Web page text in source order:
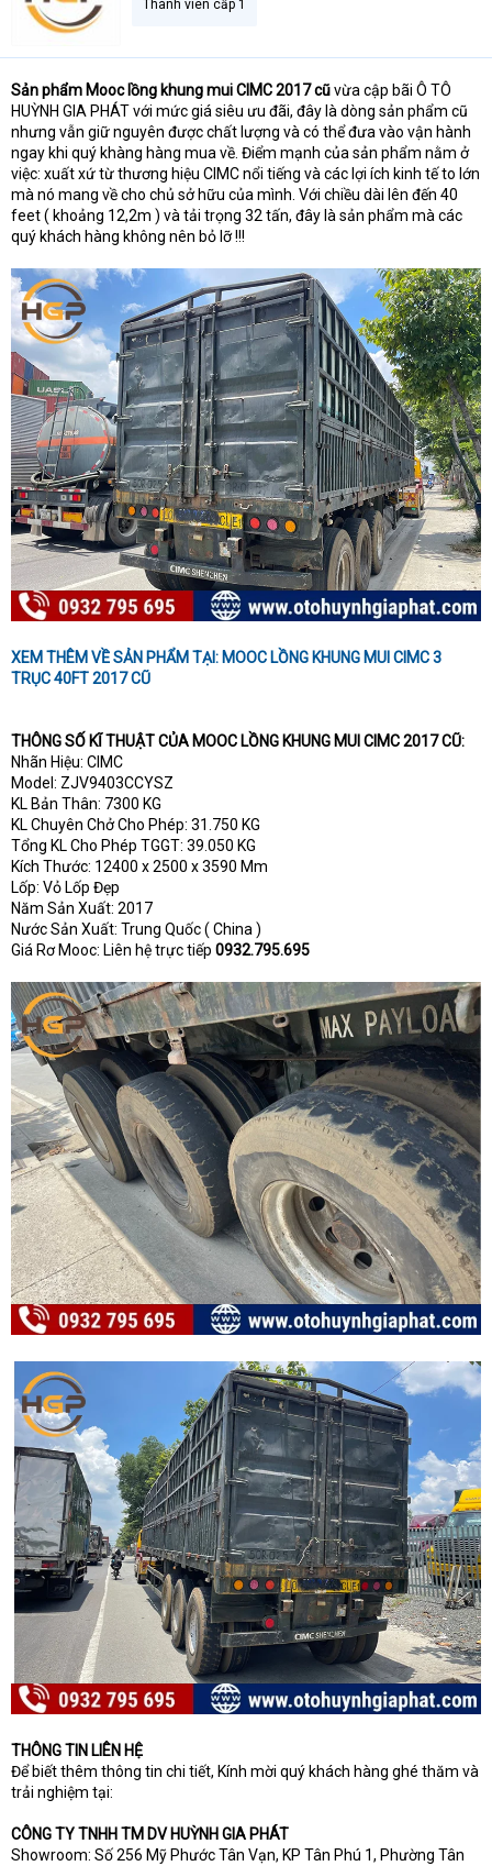
Thành viên cấp 1
Sản phẩm Mooc lồng khung mui CIMC 2017 cũvừa cập bãi Ô TÔ
HUỲNH GIA PHÁT với mức giá siêu ưu đãi, đây là dòng sản phẩm cũ
nhưng vẫn giữ nguyên được chất lượng và có thể đưa vào vận hành
ngay khi quý khàng hàng mua về. Điểm mạnh của sản phẩm nằm ở
việc: xuất xứ từ thương hiệu CIMC nổi tiếng và các lợi ích kinh tế to lớn
mà nó mang về cho chủ sở hữu của mình. Với chiều dài lên đến 40
feet ( khoảng 12,2m ) và tải trọng 32 tấn, đây là sản phẩm mà các
quý khách hàng không nên bỏ lỡ !!!
XEM THÊM VỀ SẢN PHẨM TẠI: MOOC LỒNG KHUNG MUI CIMC 3
TRỤC 40FT 2017 CŨ
THÔNG SỐ KĨ THUẬT CỦA MOOC LỒNG KHUNG MUI CIMC 2017 CŨ:
Nhãn Hiệu: CIMC
Model: ZJV9403CCYSZ
KL Bản Thân: 7300 KG
KL Chuyên Chở Cho Phép: 31.750 KG
Tổng KL Cho Phép TGGT: 39.050 KG
Kích Thước: 12400 x 2500 x 3590 Mm
Lốp: Vỏ Lốp Đẹp
Năm Sản Xuất: 2017
Nước Sản Xuất: Trung Quốc ( China )
Giá Rơ Mooc: Liên hệ trực tiếp 0932.795.695
THÔNG TIN LIÊN HỆ
Để biết thêm thông tin chi tiết, Kính mời quý khách hàng ghé thăm và
trải nghiệm tại:
CÔNG TY TNHH TM DV HUỲNH GIA PHÁT
Showroom: Số 256 Mỹ Phước Tân Vạn, KP Tân Phú 1, Phường Tân